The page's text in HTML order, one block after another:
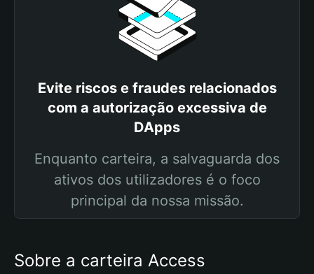
Evite riscos e fraudes relacionados
com a autorização excessiva de
DApps
Enquanto carteira, a salvaguarda dos
ativos dos utilizadores é o foco
principal da nossa missão.
Sobre a carteira Access